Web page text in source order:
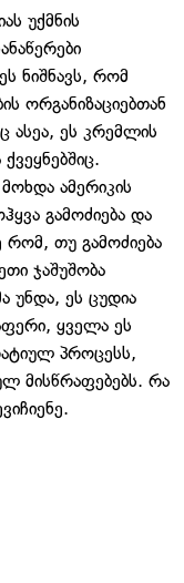
უქმნის
ნიშნავს, რომ
ორგანიზაციებთან
ასეა, ეს კრემლის
ამერიკის
გამოძიება და
რომ, თუ გამოძიება
ჯაშუშობა
უნდა, ეს ცუდია
ყველა ეს
პროცესს,
მისწრაფებებს. რა